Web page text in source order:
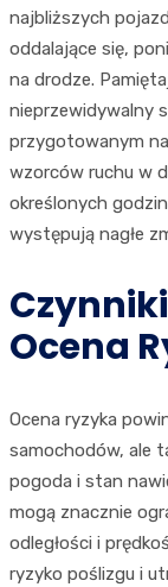
najbliższych
oddalające się,
na drodze.
nieprzewidywalny
przygotowanym
wzorców ruchu w
określonych
występują nagłe
Ocena
Ocena ryzyka
samochodów, ale
pogoda i stan
mogą znacznie
odległości i
ryzyko poślizgu i